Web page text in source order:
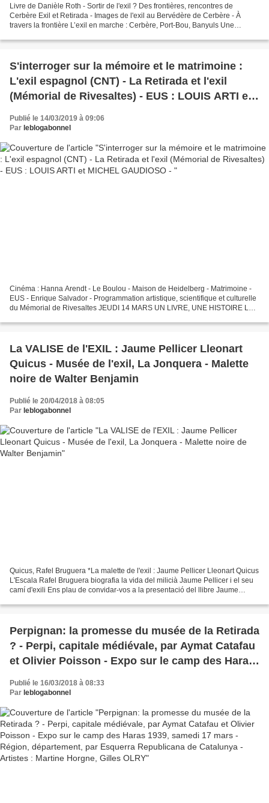
Livre de Danièle Roth - Sortir de l'exil ? Des frontières, rencontres de
Cerbère Exil et Retirada - Images de l'exil au Bervédère de Cerbère - À
travers la frontière L’exil en marche : Cerbère, Port-Bou, Banyuls Une
S'interroger sur la mémoire et le matrimoine :
L'exil espagnol (CNT) - La Retirada et l'exil
(Mémorial de Rivesaltes) - EUS : LOUIS ARTI et
MICHEL GAUDIOSO -
Publié le 14/03/2019 à 09:06
Par leblogabonnel
Cinéma : Hanna Arendt - Le Boulou - Maison de Heidelberg - Matrimoine -
EUS - Enrique Salvador - Programmation artistique, scientifique et culturelle
du Mémorial de Rivesaltes JEUDI 14 MARS UN LIVRE, UNE HISTOIRE LA
La VALISE de l'EXIL : Jaume Pellicer Lleonart
Quicus - Musée de l'exil, La Jonquera - Malette
noire de Walter Benjamin
Publié le 20/04/2018 à 08:05
Par leblogabonnel
Quicus, Rafel Bruguera *La malette de l'exil : Jaume Pellicer Lleonart Quicus
L'Escala Rafel Bruguera biografia la vida del milicià Jaume Pellicer i el seu
camí d'exili Ens plau de convidar-vos a la presentació del llibre Jaume
Perpignan: la promesse du musée de la Retirada
? - Perpi, capitale médiévale, par Aymat Catafau
et Olivier Poisson - Expo sur le camp des Haras
1939, samedi 17 mars - Région, département,
par Esquerra Republicana de Catalunya -
Publié le 16/03/2018 à 08:33
Par leblogabonnel